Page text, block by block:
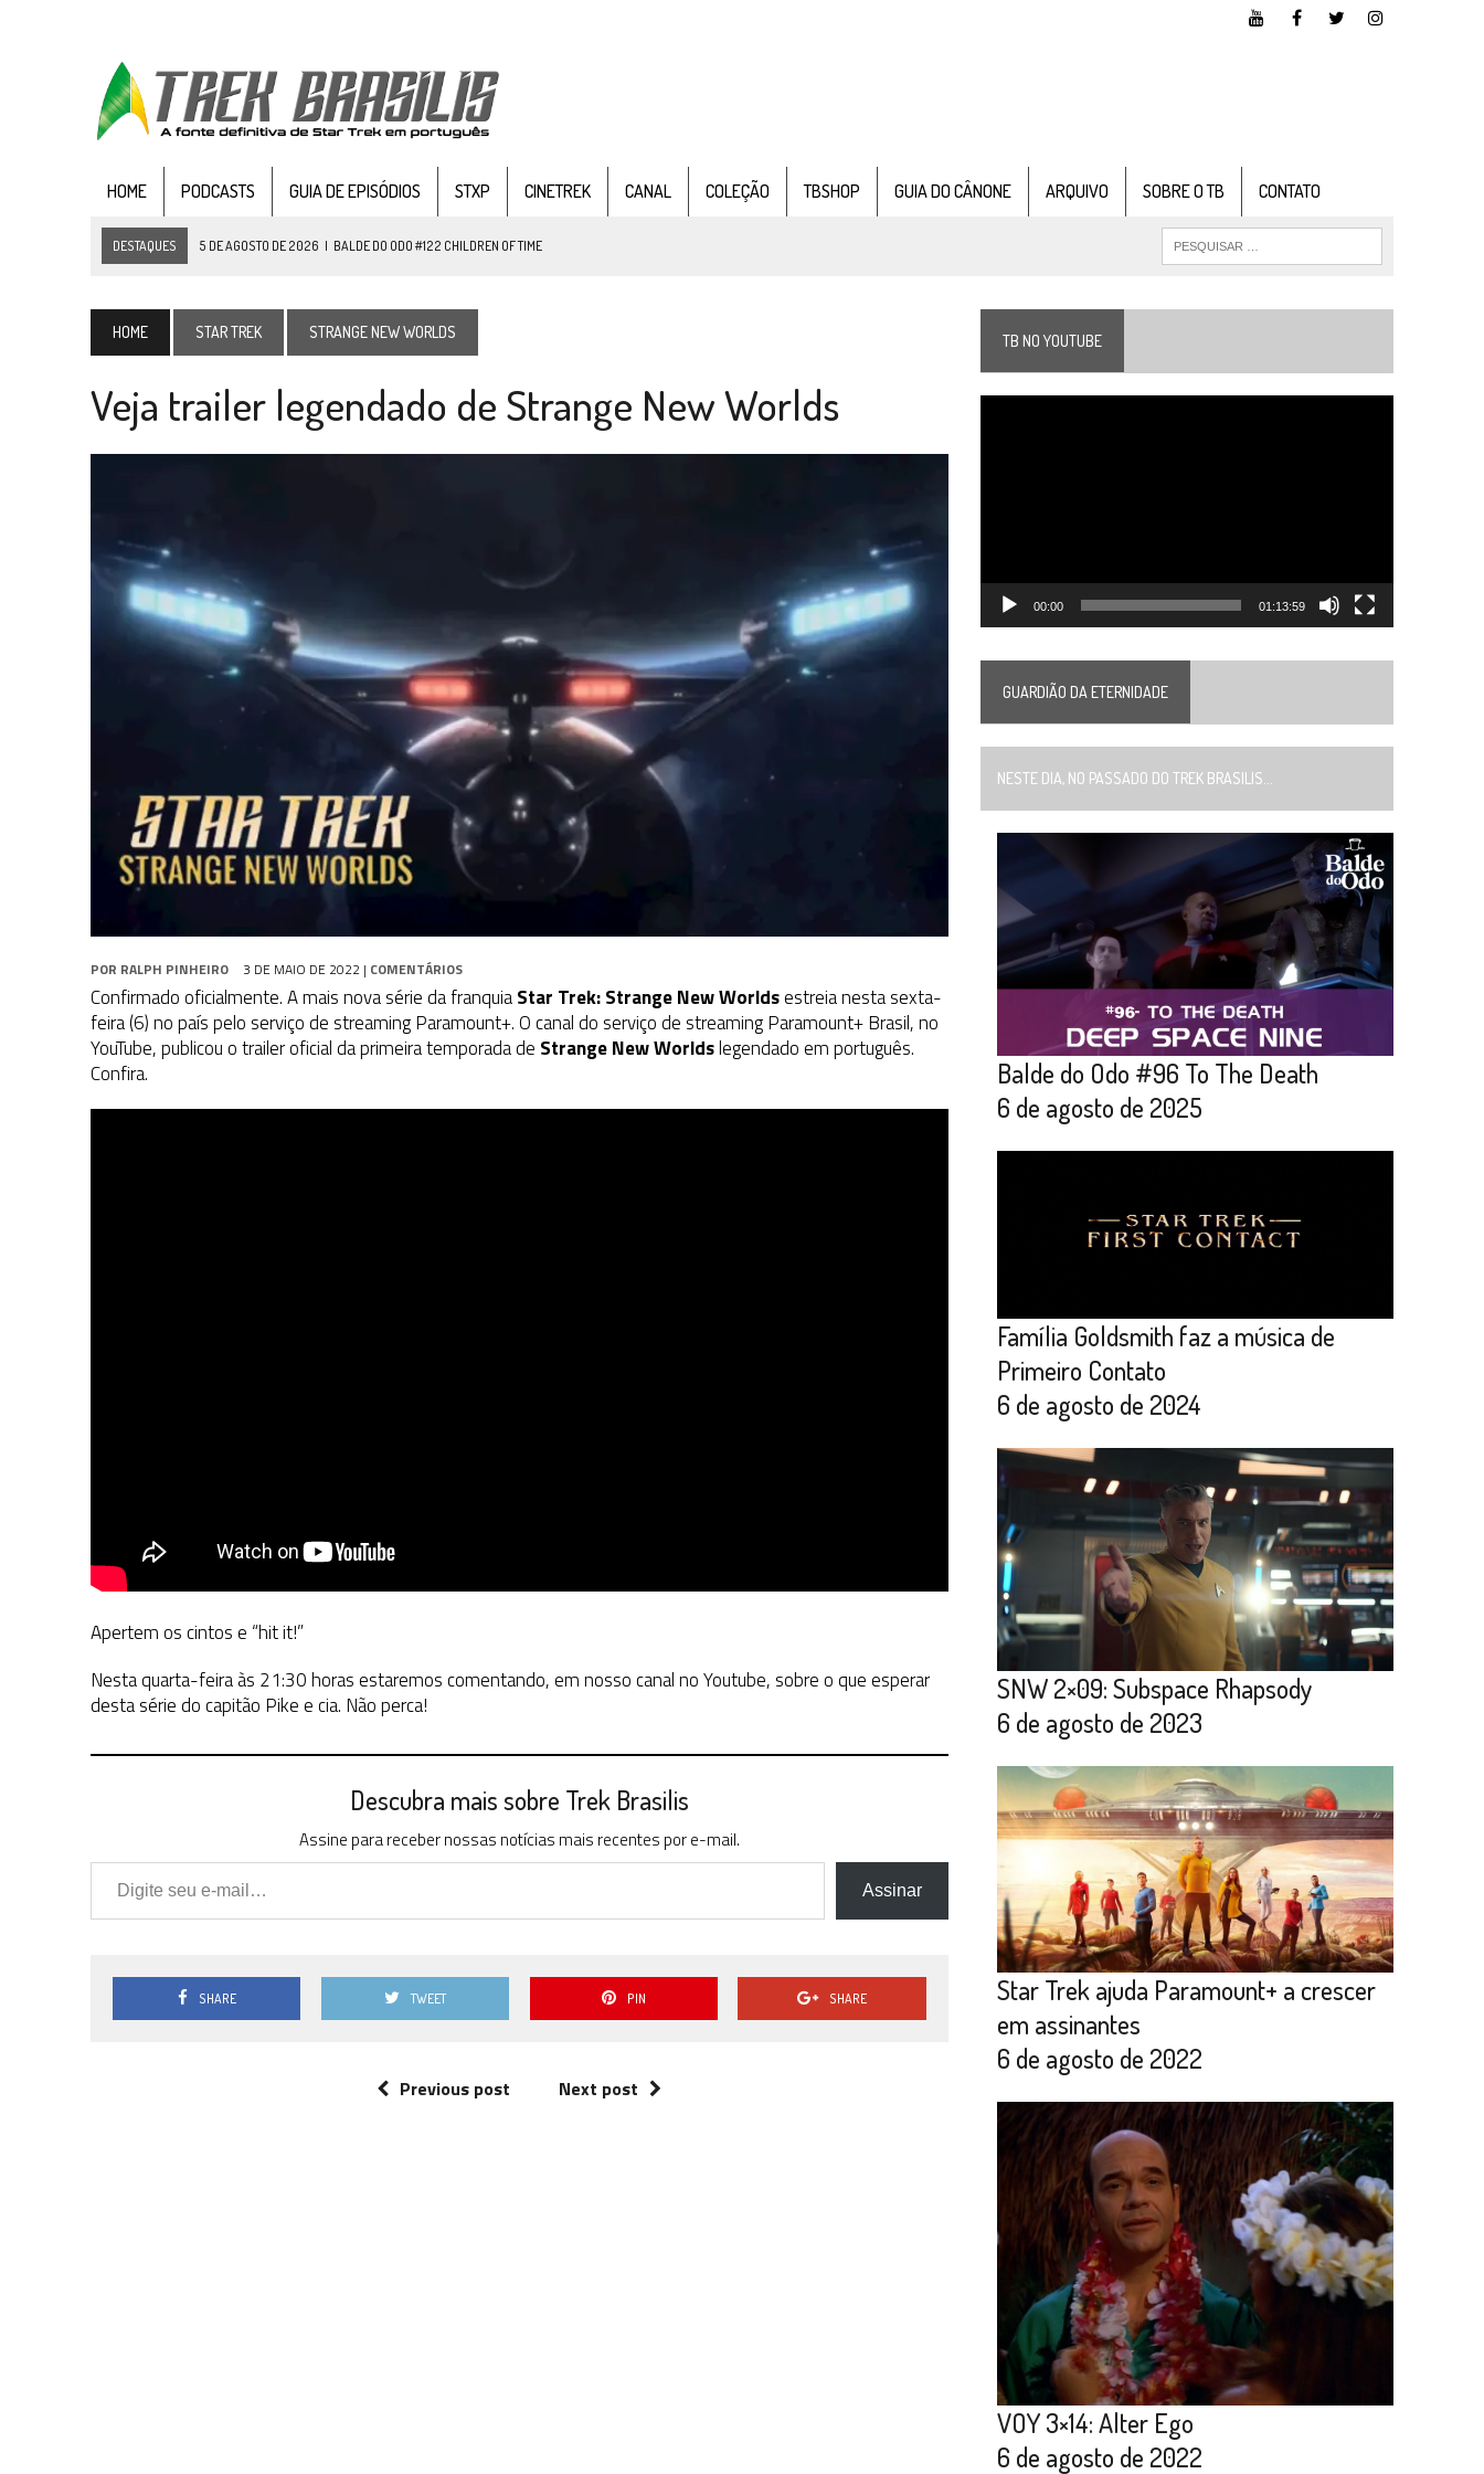
HOME PODCASTS GUIA DE EPISÓDIOS STXP CINETREK CANAL COLEÇÃO TBSHOP GUIA DO CÂNONE ARQUIVO SOBRE O TB CONTATO
DESTAQUES 5 DE AGOSTO DE 2026 | BALDE DO ODO #122 CHILDREN OF TIME
3 DE AGOSTO DE 2026 | PARAMOUNT E CBS DERRUBAM NOVO VÍDEO DO FILME DE FÃS AXANAR HORAS APÓS ESTREIA
2 DE AGOSTO DE 2026 TB AO VIVO | STAR TREK: STRANGE NEW WORLDS – “THE GRIFFIN INCIDENT” (4×02)
1 DE AGOSTO DE 2026 ELENCO DE STRANGE NEW WORLDS ENCARA O FIM DE UMA ERA NA SDCC
31 DE JULHO DE 2026
6 DE AGOSTO DE 2026 |
HOME STAR TREK STRANGE NEW WORLDS
Veja trailer legendado de Strange New Worlds
POR RALPH PINHEIRO 3 DE MAIO DE 2022 | COMENTÁRIOS
Confirmado oficialmente. A mais nova série da franquiaStar Trek: Strange New Worldsestreia nesta sexta-
feira (6) no país pelo serviço de streaming Paramount+. O canal do serviço de streaming Paramount+ Brasil, no
YouTube, publicou o trailer oficial da primeira temporada de Strange New Worldslegendado em português.
Confira.
Apertem os cintos e “hit it!”
Nesta quarta-feira às 21:30 horas estaremos comentando, em nosso canal no Youtube, sobre o que esperar
desta série do capitão Pike e cia. Não perca!
Descubra mais sobre Trek Brasilis
Assine para receber nossas notícias mais recentes por e-mail.
Digite seu e-mail…
Assinar
SHARE TWEET PIN SHARE
Previous post Next post
TB NO YOUTUBE
00:00 01:13:59
GUARDIÃO DA ETERNIDADE
NESTE DIA, NO PASSADO DO TREK BRASILIS...
Balde do Odo #96 To The Death
6 de agosto de 2025
Família Goldsmith faz a música de
Primeiro Contato
6 de agosto de 2024
SNW 2×09: Subspace Rhapsody
6 de agosto de 2023
Star Trek ajuda Paramount+ a crescer
em assinantes
6 de agosto de 2022
VOY 3×14: Alter Ego
6 de agosto de 2022